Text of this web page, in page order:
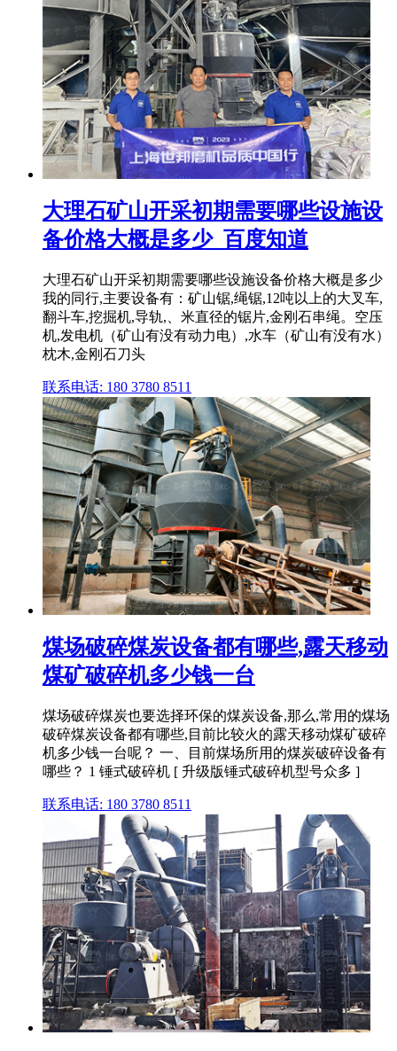
大理石矿山开采初期需要哪些设施设
备价格大概是多少_百度知道
大理石矿山开采初期需要哪些设施设备价格大概是多少
我的同行,主要设备有：矿山锯,绳锯,12吨以上的大叉车,
翻斗车,挖掘机,导轨,、米直径的锯片,金刚石串绳。空压
机,发电机（矿山有没有动力电）,水车（矿山有没有水）
枕木,金刚石刀头
联系电话: 180 3780 8511
煤场破碎煤炭设备都有哪些,露天移动
煤矿破碎机多少钱一台
煤场破碎煤炭也要选择环保的煤炭设备,那么,常用的煤场
破碎煤炭设备都有哪些,目前比较火的露天移动煤矿破碎
机多少钱一台呢？ 一、目前煤场所用的煤炭破碎设备有
哪些？ 1 锤式破碎机 [ 升级版锤式破碎机型号众多 ]
联系电话: 180 3780 8511